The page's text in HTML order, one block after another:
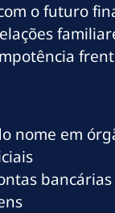
o futuro
nome em
bancárias